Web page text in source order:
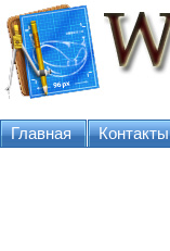
Главная Контакты